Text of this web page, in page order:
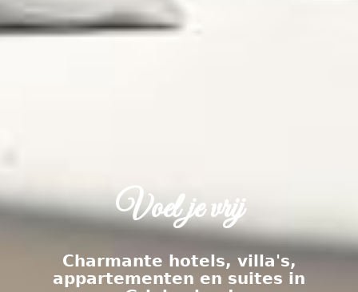
Voel je vrij
Charmante hotels, villa's,
appartementen en suites in